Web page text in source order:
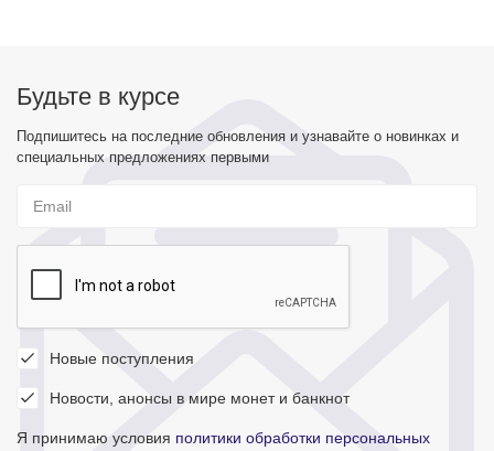
Будьте в курсе
Подпишитесь на последние обновления и узнавайте о новинках и
специальных предложениях первыми
Новые поступления
Новости, анонсы в мире монет и банкнот
Я принимаю условия политики обработки персональных